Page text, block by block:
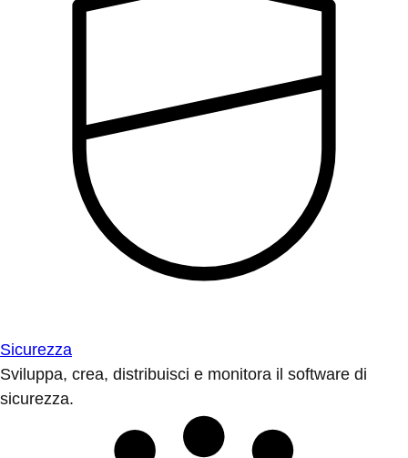
Sicurezza
Sviluppa, crea, distribuisci e monitora il software di
sicurezza.